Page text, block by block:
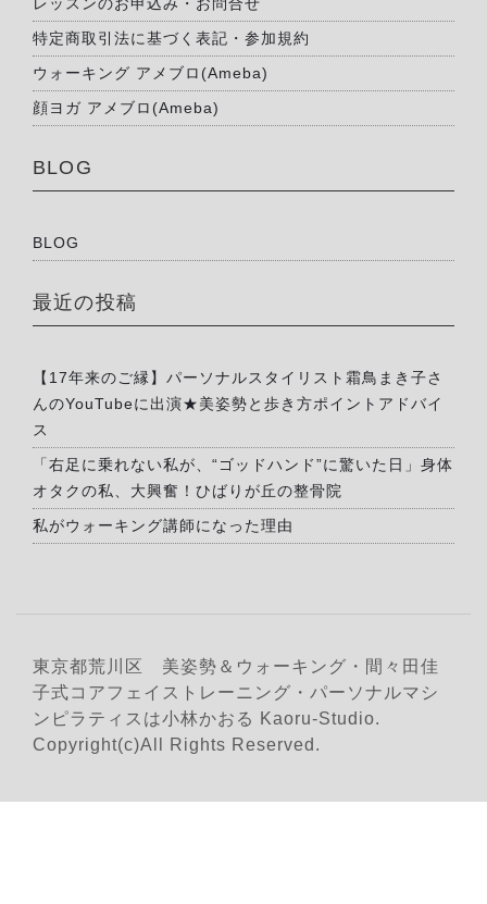
レッスンのお申込み・お問合せ
特定商取引法に基づく表記・参加規約
ウォーキング アメブロ(Ameba)
顔ヨガ アメブロ(Ameba)
BLOG
BLOG
最近の投稿
【17年来のご縁】パーソナルスタイリスト霜鳥まき子さ
んのYouTubeに出演★美姿勢と歩き方ポイントアドバイ
ス
「右足に乗れない私が、“ゴッドハンド”に驚いた日」身体
オタクの私、大興奮！ひばりが丘の整骨院
私がウォーキング講師になった理由
東京都荒川区 美姿勢＆ウォーキング・間々田佳
子式コアフェイストレーニング・パーソナルマシ
ンピラティスは小林かおる Kaoru-Studio.
Copyright(c)All Rights Reserved.